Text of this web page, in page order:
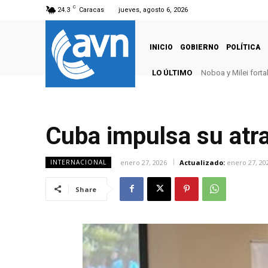
24.3 C Caracas jueves, agosto 6, 2026
INICIO GOBIERNO POLÍTICA
LO ÚLTIMO Venezuela y
Noboa y Milei
Cuba impulsa su
INTERNACIONAL enero 27, 2026 Actualizado: enero 27,
Share